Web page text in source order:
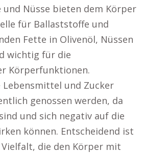
Nüsse bieten dem Körper
für Ballaststoffe und
Fette in Olivenöl, Nüssen
wichtig für die
Körperfunktionen.
und Zucker
genossen werden, da
und sich negativ auf die
können. Entscheidend ist
Vielfalt, die den Körper mit